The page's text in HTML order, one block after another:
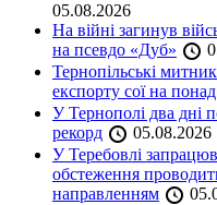
05.08.2026
На війні загинув
на псевдо «Дуб»
Тернопільські
експорту сої на
У Тернополі два дні
рекорд
05.08.2026
У Теребовлі
обстеження
направленням